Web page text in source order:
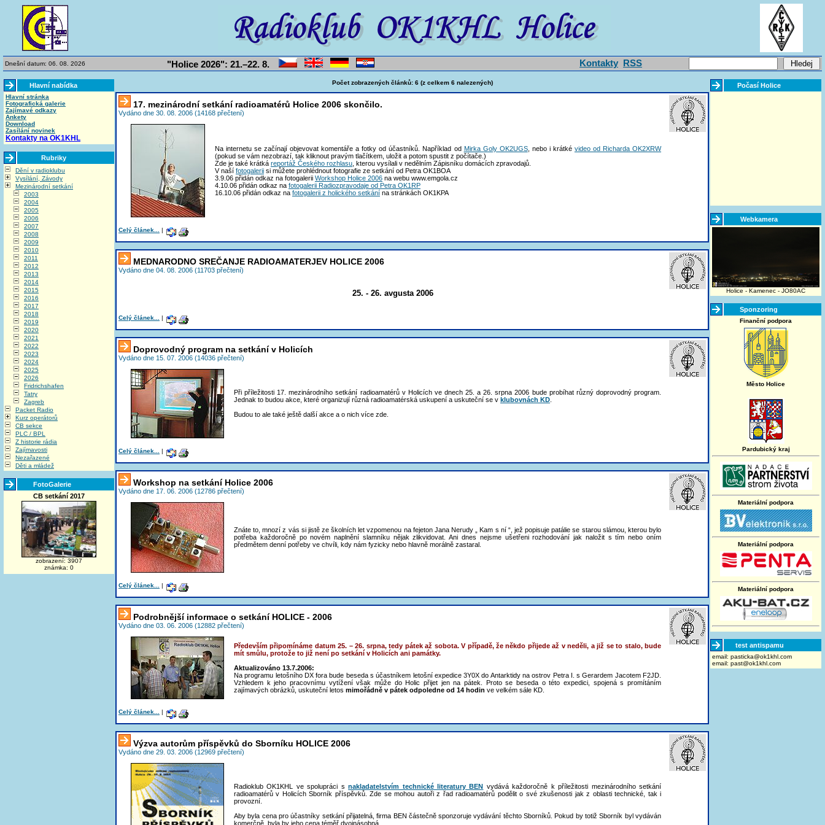
Dnešní datum: 06. 08. 2026 "Holice 2026": 21.–22. 8. Kontakty RSS
Hlavní nabídka
Hlavní stránka
Fotografická galerie
Zajímavé odkazy
Ankety
Download
Zasílání novinek
Kontakty na OK1KHL
Rubriky
Dění v radioklubu
Vysílání, Závody
Mezinárodní setkání
2003
2004
2005
2006
2007
2008
2009
2010
2011
2012
2013
2014
2015
2016
2017
2018
2019
2020
2021
2022
2023
2024
2025
2026
Fridrichshafen
Tatry
Zagreb
Packet Radio
Kurz operátorů
CB sekce
PLC / BPL
Z historie rádia
Zajímavosti
Nezařazené
Děti a mládež
FotoGalerie
CB setkání 2017
zobrazení: 3907
známka: 0
Počet zobrazených článků: 6 (z celkem 6 nalezených)
17. mezinárodní setkání radioamatérů Holice 2006 skončilo.
Vydáno dne 30. 08. 2006 (14168 přečtení)
Na internetu se začínají objevovat komentáře a fotky od účastníků. Například od Mirka Goly OK2UGS, nebo i krátké video od Richarda OK2XRW
(pokud se vám nezobrazí, tak kliknout pravým tlačítkem, uložit a potom spustit z počítače.)
Zde je také krátká reportáž Českého rozhlasu , kterou vysílali v nedělním Zápisníku domácích zpravodajů.
V naší fotogalerii si můžete prohlédnout fotografie ze setkání od Petra OK1BOA
3.9.06 přidán odkaz na fotogalerii Workshop Holice 2006 na webu www.emgola.cz
4.10.06 přidán odkaz na fotogalerii Radiozpravodaje od Petra OK1RP
16.10.06 přidán odkaz na fotogalerii z holického setkání na stránkách OK1KPA
Celý článek... |
MEDNARODNO SREČANJE RADIOAMATERJEV HOLICE 2006
Vydáno dne 04. 08. 2006 (11703 přečtení)
25. - 26. avgusta 2006
Celý článek... |
Doprovodný program na setkání v Holicích
Vydáno dne 15. 07. 2006 (14036 přečtení)
Při příležitosti 17. mezinárodního setkání radioamatérů v Holicích ve dnech 25. a 26. srpna 2006 bude probíhat různý doprovodný program.
Jednak to budou akce, které organizují různá radioamatérská uskupení a uskuteční se v klubovnách KD
Budou to ale také ještě další akce a o nich více zde.
Celý článek... |
Workshop na setkání Holice 2006
Vydáno dne 17. 06. 2006 (12786 přečtení)
Znáte to, mnozí z vás si jistě ze školních let vzpomenou na fejeton Jana Nerudy „ Kam s ní “, jež popisuje patálie se starou slámou, kterou bylo
potřeba každoročně po novém naplnění slamníku nějak zlikvidovat. Ani dnes nejsme ušetřeni rozhodování jak naložit s tím nebo oním
předmětem denní potřeby ve chvíli, kdy nám fyzicky nebo hlavně morálně zastaral.
Celý článek... |
Podrobnější informace o setkání HOLICE - 2006
Vydáno dne 03. 06. 2006 (12882 přečtení)
Především připomínáme datum 25. – 26. srpna, tedy pátek až sobota. V případě, že někdo přijede až v neděli, a již se to stalo, bude
mít smůlu, protože to již není po setkání v Holicích ani památky.
Aktualizováno 13.7.2006:
Na programu letošního DX fora bude beseda s účastníkem letošní expedice 3Y0X do Antarktidy na ostrov Petra I. s Gerardem Jacotem F2JD.
Vzhledem k jeho pracovnímu vytížení však může do Holic přijet jen na pátek. Proto se beseda o této expedici, spojená s promítáním
zajímavých obrázků, uskuteční letos mimořádně v pátek odpoledne od 14 hodin ve velkém sále KD.
Celý článek... |
Výzva autorům příspěvků do Sborníku HOLICE 2006
Vydáno dne 29. 03. 2006 (12969 přečtení)
Radioklub OK1KHL ve spolupráci snakladatelstvím technické literatury BEN vydává každoročně k příležitosti mezinárodního setkání
radioamatérů v Holicích Sborník příspěvků. Zde se mohou autoři z řad radioamatérů podělit o své zkušenosti jak z oblasti technické, tak i
provozní.
Aby byla cena pro účastníky setkání přijatelná, firma BEN částečně sponzoruje vydávání těchto Sborníků. Pokud by totiž Sborník byl vydáván
komerčně, byla by jeho cena téměř dvojnásobná.
Počasí Holice
Webkamera
Holice - Kamenec - JO80AC
Sponzoring
Finanční podpora
Město Holice
Pardubický kraj
Materiální podpora
Materiální podpora
Materiální podpora
test antispamu
email: moc.lhk1ko@akcitsap
email: past@ok1khl.com